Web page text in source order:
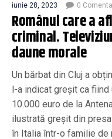
iunie 28, 2023 0
Românul care a
criminal.
daune morale
Un bărbat din Cluj a
l-a indicat greșit ca fiind
10.000 euro de la
ilustrată greșit din
în Italia într-o familie de